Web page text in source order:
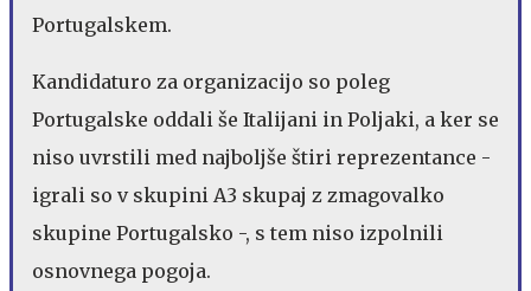
Portugalskem.
Kandidaturo za organizacijo so poleg
Portugalske oddali še Italijani in Poljaki, a ker se
niso uvrstili med najboljše štiri reprezentance -
igrali so v skupini A3 skupaj z zmagovalko
skupine Portugalsko -, s tem niso izpolnili
osnovnega pogoja.